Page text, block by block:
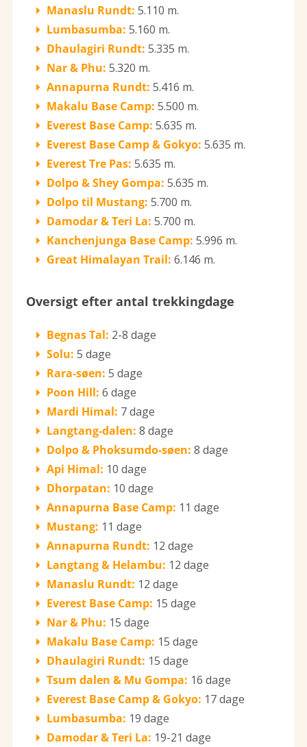
Manaslu Rundt: 5.110 m.
Lumbasumba: 5.160 m.
Dhaulagiri Rundt: 5.335 m.
Nar & Phu: 5.320 m.
Annapurna Rundt: 5.416 m.
Makalu Base Camp: 5.500 m.
Everest Base Camp: 5.635 m.
Everest Base Camp & Gokyo: 5.635 m.
Everest Tre Pas: 5.635 m.
Dolpo & Shey Gompa: 5.635 m.
Dolpo til Mustang: 5.700 m.
Damodar & Teri La: 5.700 m.
Kanchenjunga Base Camp: 5.996 m.
Great Himalayan Trail: 6.146 m.
Oversigt efter antal trekkingdage
Begnas Tal: 2-8 dage
Solu: 5 dage
Rara-søen: 5 dage
Poon Hill: 6 dage
Mardi Himal: 7 dage
Langtang-dalen: 8 dage
Dolpo & Phoksumdo-søen: 8 dage
Api Himal: 10 dage
Dhorpatan: 10 dage
Annapurna Base Camp: 11 dage
Mustang: 11 dage
Annapurna Rundt: 12 dage
Langtang & Helambu: 12 dage
Manaslu Rundt: 12 dage
Everest Base Camp: 15 dage
Nar & Phu: 15 dage
Makalu Base Camp: 15 dage
Dhaulagiri Rundt: 15 dage
Tsum dalen & Mu Gompa: 16 dage
Everest Base Camp & Gokyo: 17 dage
Lumbasumba: 19 dage
Damodar & Teri La: 19-21 dage